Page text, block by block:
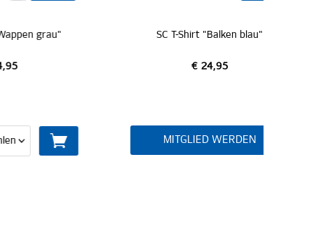
SC T-Shirt "Balken blau"
MITGLIED WERDEN